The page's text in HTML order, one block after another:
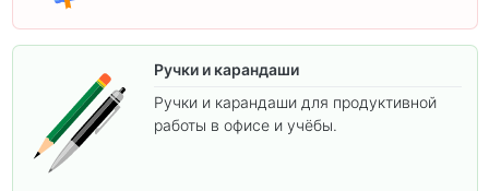
Ручки и карандаши
Ручки и карандаши для продуктивной
работы в офисе и учёбы.